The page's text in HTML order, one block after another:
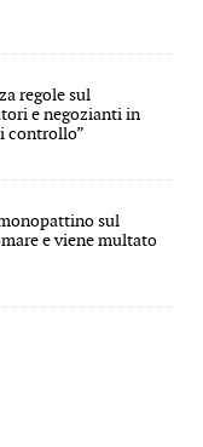
regole sul
e negozianti in
controllo”
sul
e viene multato